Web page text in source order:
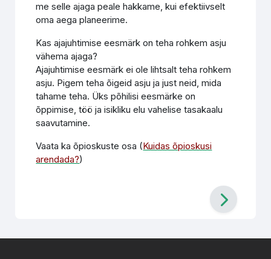
me selle ajaga peale hakkame, kui efektiivselt
oma aega planeerime.
Kas ajajuhtimise eesmärk on teha rohkem asju
vähema ajaga?
Ajajuhtimise eesmärk ei ole lihtsalt teha rohkem
asju. Pigem teha õigeid asju ja just neid, mida
tahame teha. Üks põhilisi eesmärke on
õppimise, töö ja isikliku elu vahelise tasakaalu
saavutamine.
Vaata ka õpioskuste osa (Kuidas õpioskusi
arendada?)